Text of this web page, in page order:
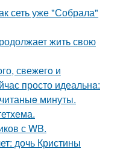
сеть уже "Собрала"
жить свою
свежегo и
просто идеальнa:
минуты.
с WB.
дочь Кристины